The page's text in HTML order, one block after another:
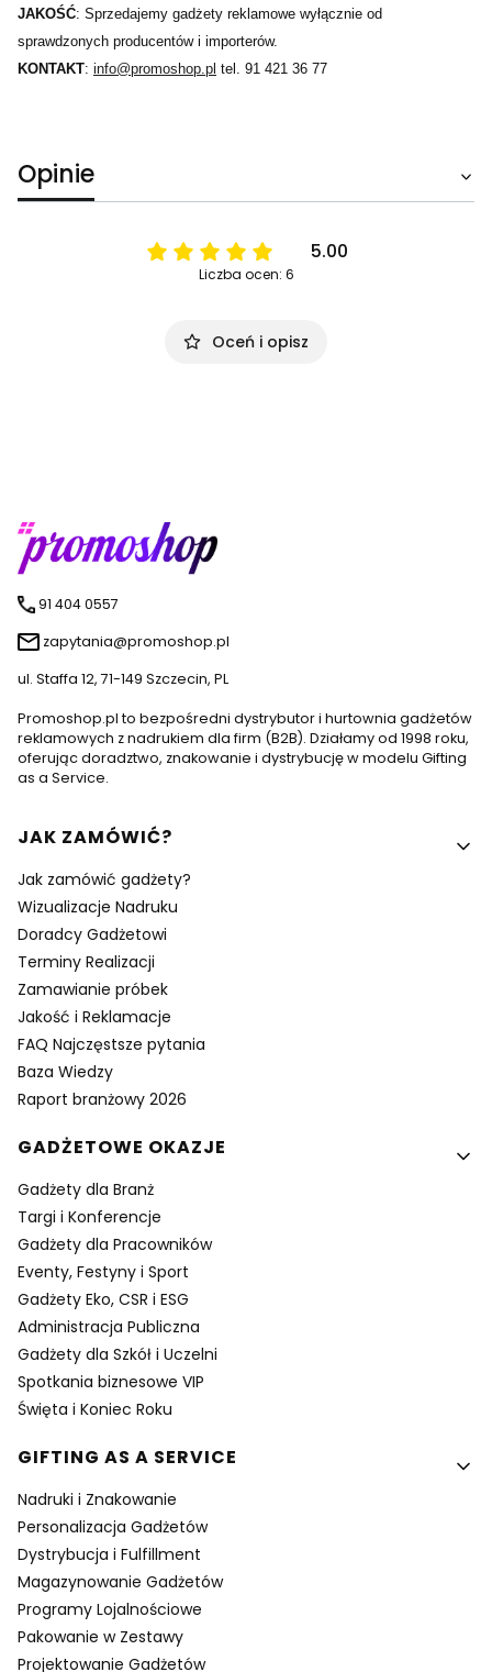
JAKOŚĆ: Sprzedajemy gadżety reklamowe wyłącznie od
sprawdzonych producentów i importerów.
KONTAKT: info@promoshop.pl tel. 91 421 36 77
Opinie
5.00
Liczba ocen: 6
Oceń i opisz
91 404 0557
zapytania@promoshop.pl
ul. Staffa 12, 71-149 Szczecin, PL
Promoshop.pl to bezpośredni dystrybutor i hurtownia gadżetów
reklamowych z nadrukiem dla firm (B2B). Działamy od 1998 roku,
oferując doradztwo, znakowanie i dystrybucję w modelu Gifting
as a Service.
Linki w stopce
JAK ZAMÓWIĆ?
Jak zamówić gadżety?
Wizualizacje Nadruku
Doradcy Gadżetowi
Terminy Realizacji
Zamawianie próbek
Jakość i Reklamacje
FAQ Najczęstsze pytania
Baza Wiedzy
Raport branżowy 2026
GADŻETOWE OKAZJE
Gadżety dla Branż
Targi i Konferencje
Gadżety dla Pracowników
Eventy, Festyny i Sport
Gadżety Eko, CSR i ESG
Administracja Publiczna
Gadżety dla Szkół i Uczelni
Spotkania biznesowe VIP
Święta i Koniec Roku
GIFTING AS A SERVICE
Nadruki i Znakowanie
Personalizacja Gadżetów
Dystrybucja i Fulfillment
Magazynowanie Gadżetów
Programy Lojalnościowe
Pakowanie w Zestawy
Projektowanie Gadżetów